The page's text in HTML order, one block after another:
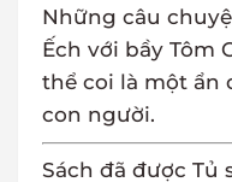
Những câu
Ếch với bầy Tôm
thể coi là một ẩn
con người.
Sách đã được Tủ